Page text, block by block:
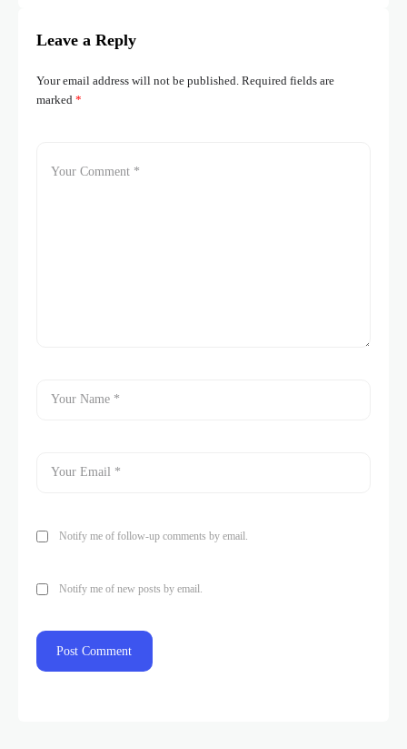
Leave a Reply
Your email address will not be published. Required fields are
marked *
Notify me of follow-up comments by email.
Notify me of new posts by email.